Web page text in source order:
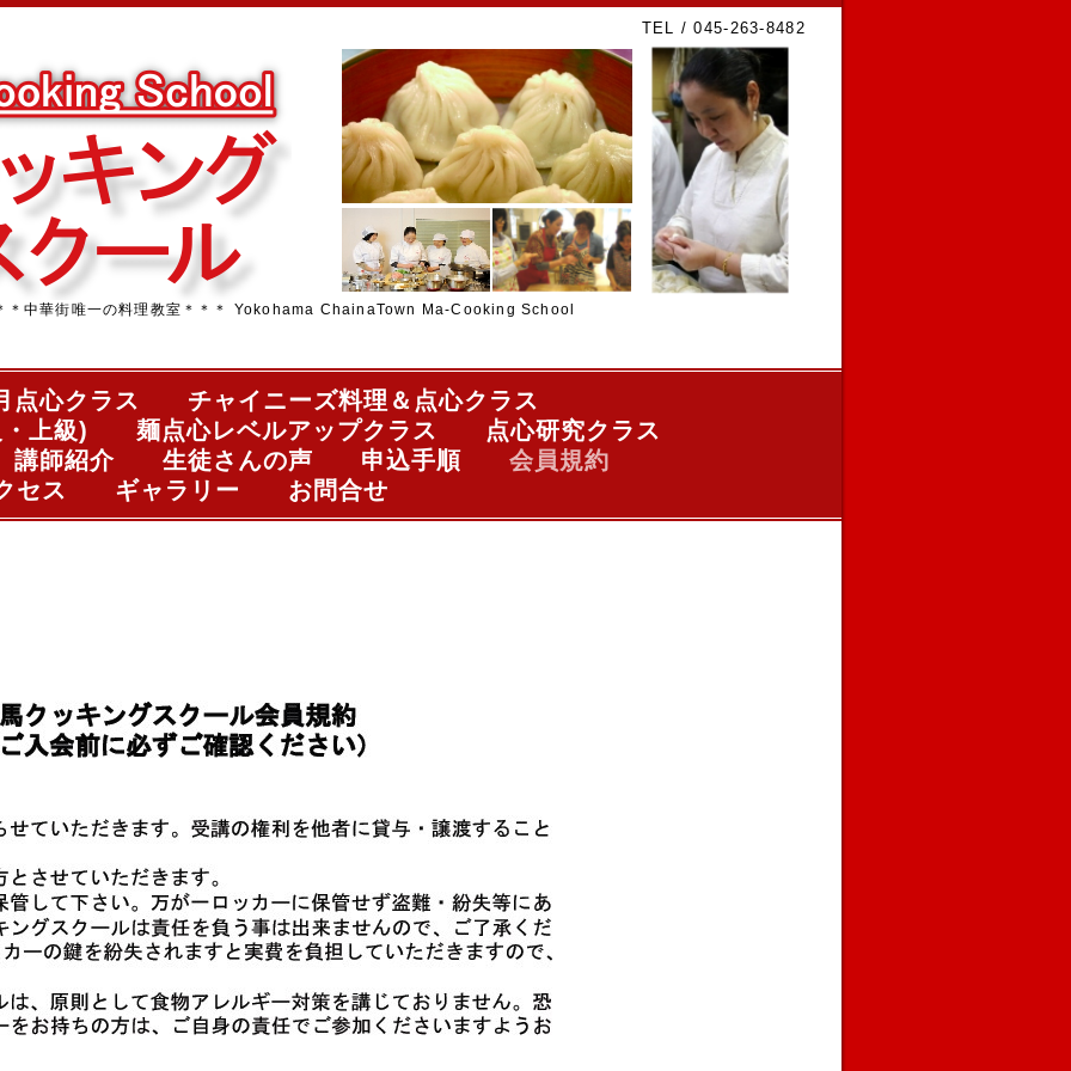
TEL / 045-263-8482
＊中華街唯一の料理教室＊＊＊ Yokohama ChainaTown Ma-Cooking School
点心クラス
チャイニーズ料理＆点心クラス
上級)
麺点心レベルアップクラス
点心研究クラス
講師紹介
生徒さんの声 申込手順
会員規約
セス
ギャラリー お問合せ